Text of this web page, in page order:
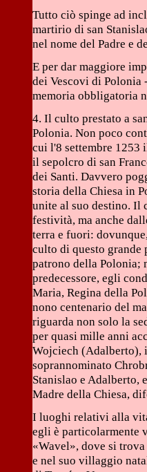
Tutto ciò spinge ad
martirio di san
nel nome del Padre e
E per dar maggiore
dei Vescovi di Polonia
memoria obbligatoria
4. Il culto prestato a
Polonia. Non poco
cui l'8 settembre 1253
il sepolcro di san
dei Santi. Davvero
storia della Chiesa in
unite al suo destino. Il
festività, ma anche
terra e fuori:
culto di questo grande
patrono della Polonia;
predecessore, egli
Maria, Regina della
nono centenario del
riguarda non solo la
per quasi mille anni
Wojciech (Adalberto),
soprannominato
Stanislao e Adalberto,
Madre della Chiesa,
I luoghi relativi alla
egli è particolarmente
«Wavel», dove si
e nel suo villaggio